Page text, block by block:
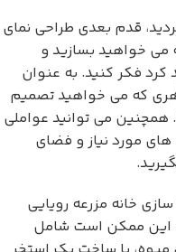
قدم بعدی طراحی نمای
می خواهید بسازید و
فکر کنید. به عنوان
که می خواهید تصمیم
همچنین می توانید عواملی
های مورد نیاز و فضای
خانه مزرعه رویایی
این ممکن است شامل